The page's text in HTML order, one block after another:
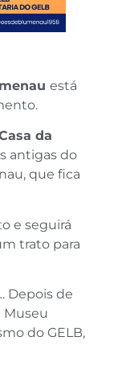
está
da
antigas do
que fica
e seguirá
trato para
Depois de
Museu
do GELB,